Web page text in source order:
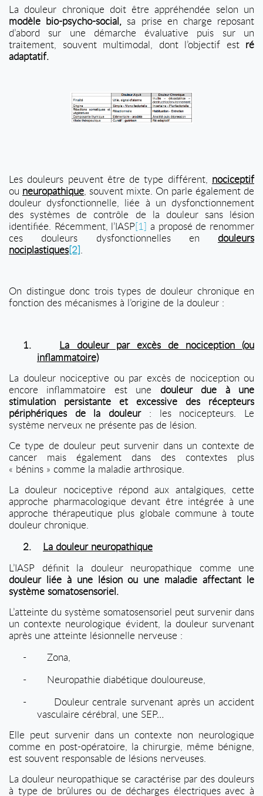
La douleur chronique doit être appréhendée selon un
modèle bio-psycho-social, sa prise en charge reposant
d’abord sur une démarche évaluative puis sur un
traitement, souvent multimodal, dont l’objectif est ré
adaptatif.
Les douleurs peuvent être de type différent, nociceptif
ou neuropathique, souvent mixte. On parle également de
douleur dysfonctionnelle, liée à un dysfonctionnement
des systèmes de contrôle de la douleur sans lésion
identifiée. Récemment, l’IASP[1] a proposé de renommer
ces douleurs dysfonctionnelles en douleurs
nociplastiques[2].
On distingue donc trois types de douleur chronique en
fonction des mécanismes à l’origine de la douleur :
1.
La douleur par excès de nociception (ou
inflammatoire)
La douleur nociceptive ou par excès de nociception ou
encore inflammatoire est une douleur due à une
stimulation persistante et excessive des récepteurs
périphériques de la douleur: les nocicepteurs. Le
système nerveux ne présente pas de lésion.
Ce type de douleur peut survenir dans un contexte de
cancer mais également dans des contextes plus
« bénins » comme la maladie arthrosique.
La douleur nociceptive répond aux antalgiques, cette
approche pharmacologique devant être intégrée à une
approche thérapeutique plus globale commune à toute
douleur chronique.
2.
La douleur neuropathique
L’IASP définit la douleur neuropathique comme une
douleur liée à une lésion ou une maladie affectant le
système somatosensoriel.
L’atteinte du système somatosensoriel peut survenir dans
un contexte neurologique évident, la douleur survenant
après une atteinte lésionnelle nerveuse :
-
Zona,
-
Neuropathie diabétique douloureuse,
-
Douleur centrale survenant après un accident
vasculaire cérébral, une SEP…
Elle peut survenir dans un contexte non neurologique
comme en post-opératoire, la chirurgie, même bénigne,
est souvent responsable de lésions nerveuses.
La douleur neuropathique se caractérise par des douleurs
à type de brûlures ou de décharges électriques avec à